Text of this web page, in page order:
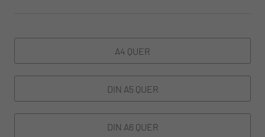
A4 QUER
DIN A5 QUER
DIN A6 QUER